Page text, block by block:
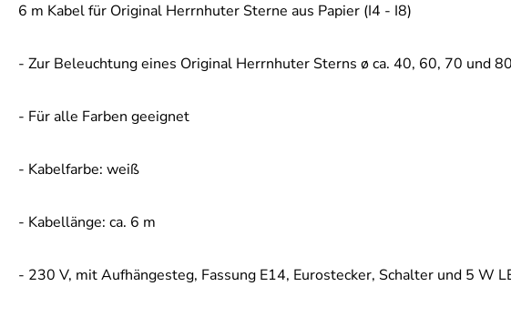
6 m Kabel für Original Herrnhuter Sterne aus Papier (I4 - I8)
- Zur Beleuchtung eines Original Herrnhuter Sterns ø ca. 40, 60, 70 und
- Für alle Farben geeignet
- Kabelfarbe: weiß
- Kabellänge: ca. 6 m
- 230 V, mit Aufhängesteg, Fassung E14, Eurostecker, Schalter und 5 W